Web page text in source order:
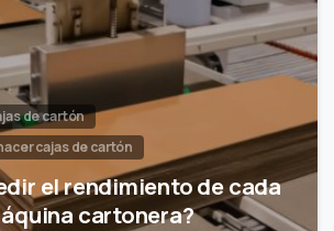
de cartón
cajas de cartón
el rendimiento de cada
cartonera?